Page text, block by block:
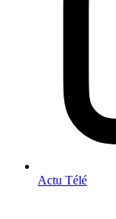
Actu Télé